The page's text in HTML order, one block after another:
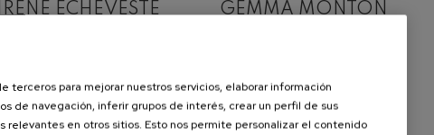
ECHEVESTE GEMMA MONTON
terceros para mejorar nuestros servicios, elaborar información
de navegación, inferir grupos de interés, crear un perfil de sus
relevantes en otros sitios. Esto nos permite personalizar el contenido